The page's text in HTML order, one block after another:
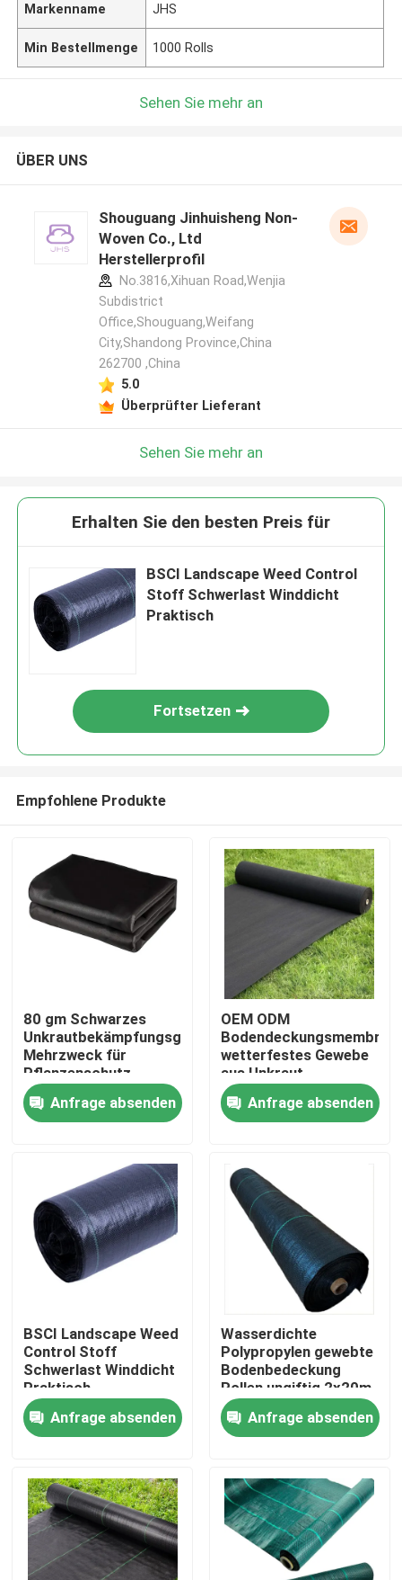
Zu Hause
Produkte
Werksbesichtigung
Qualitätskontrolle
Kontakt mit uns
Neuigkeiten
Nicht gewebte Gewebe
mit einem Durchmesser von mehr als 20 mm
Markenname JHS
Min Bestellmenge 1000 Rolls
Sehen Sie mehr an
ÜBER UNS
Shouguang Jinhuisheng Non-
Woven Co., Ltd
Herstellerprofil
No.3816,Xihuan Road,Wenjia
Subdistrict
Office,Shouguang,Weifang
City,Shandong Province,China
262700 ,China
5.0
Überprüfter Lieferant
Sehen Sie mehr an
Erhalten Sie den besten Preis für
BSCI Landscape Weed Control
Stoff Schwerlast Winddicht
Praktisch
Fortsetzen
Empfohlene Produkte
80 gm Schwarzes
Unkrautbekämpfungsgewebe
Mehrzweck für
Pflanzenschutz
Anfrage absenden
OEM ODM
Bodendeckungsmembran,
wetterfestes Gewebe
aus Unkraut
Anfrage absenden
BSCI Landscape Weed
Control Stoff
Schwerlast Winddicht
Praktisch
Anfrage absenden
Wasserdichte
Polypropylen gewebte
Bodenbedeckung
Rollen ungiftig 2x20m
Anfrage absenden